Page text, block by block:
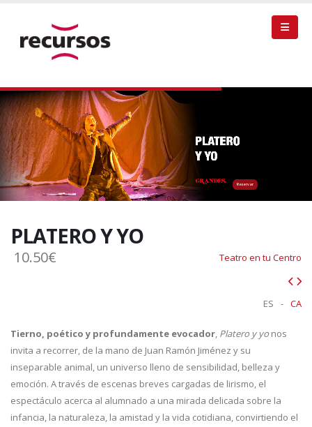
Reservar
PLATERO Y YO
10.50€ Teatro en tu Centro
CA
-
ES
Tierno, poético y profundamente evocador, Platero y yo nos
invita a recorrer, de la mano de Juan Ramón Jiménez y su
inseparable animal, un universo lleno de sensibilidad, belleza y
emoción. A través de escenas breves cargadas de lirismo, el
espectáculo acerca al alumnado a una mirada delicada sobre la
infancia, la naturaleza, la amistad y la vida cotidiana, convirtiendo el